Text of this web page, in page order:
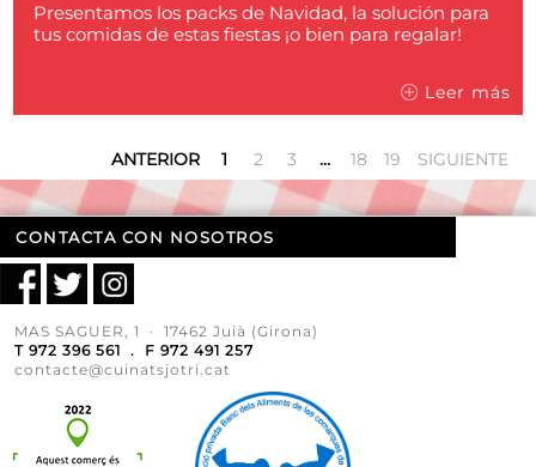
Presentamos los packs de Navidad, la solución para
tus comidas de estas fiestas ¡o bien para regalar!
Leer más
ANTERIOR 1 2 3 … 18 19 SIGUIENTE
CONTACTA CON NOSOTROS
MAS SAGUER, 1 · 17462 Juià (Girona)
T 972 396 561 . F 972 491 257
contacte@cuinatsjotri.cat